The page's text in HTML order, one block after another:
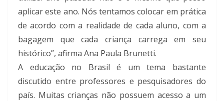
aplicar este ano. Nós tentamos colocar em prática
de acordo com a realidade de cada aluno, com a
bagagem que cada criança carrega em seu
histórico”, afirma Ana Paula Brunetti.
A educação no Brasil é um tema bastante
discutido entre professores e pesquisadores do
país. Muitas crianças não possuem acesso a um